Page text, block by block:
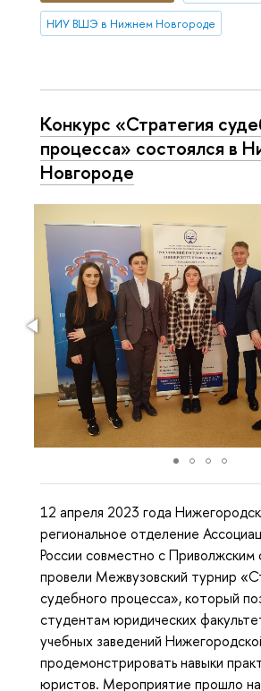
НИУ ВШЭ в Нижнем Новгороде
Конкурс «Стратегия
процесса» состоялся в
Новгороде
12 апреля 2023 года
региональное отделение
России совместно с
провели Межвузовский турнир
судебного процесса», который
студентам юридических
учебных заведений
продемонстрировать навыки
юристов. Мероприятие прошло